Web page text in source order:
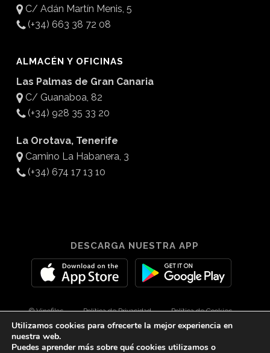
C/ Adán Martín Menis, 5
(+34) 663 38 72 08
ALMACÉN Y OFICINAS
Las Palmas de Gran Canaria
C/ Guanaboa, 82
(+34) 928 35 33 20
La Orotava, Tenerife
Camino La Habanera, 3
(+34) 674 17 13 10
DESCARGA NUESTRA APP
© Vinofilos Política de Privacidad Política de Cookies
Aviso Legal Diseño por 3Com Maketing
Utilizamos cookies para ofrecerte la mejor experiencia en
nuestra web.
Puedes aprender más sobre qué cookies utilizamos o